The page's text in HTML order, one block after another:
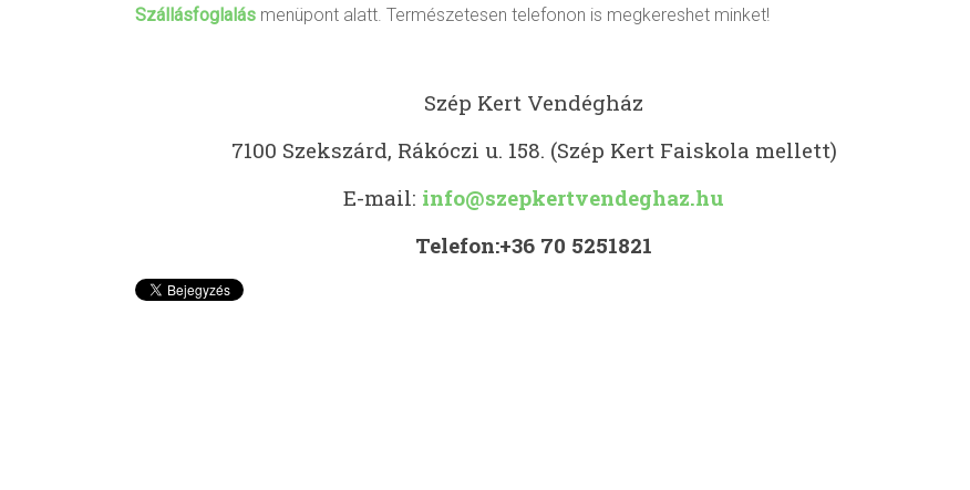
Szállásfoglalás menüpont alatt. Természetesen telefonon is megkereshet minket!
Szép Kert Vendégház
7100 Szekszárd, Rákóczi u. 158. (Szép Kert Faiskola mellett)
E-mail: info@szepkertvendeghaz.hu
Telefon:+36 70 5251821